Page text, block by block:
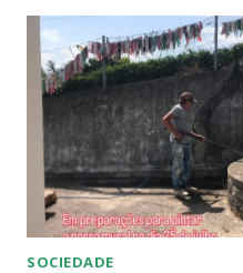
SOCIEDADE